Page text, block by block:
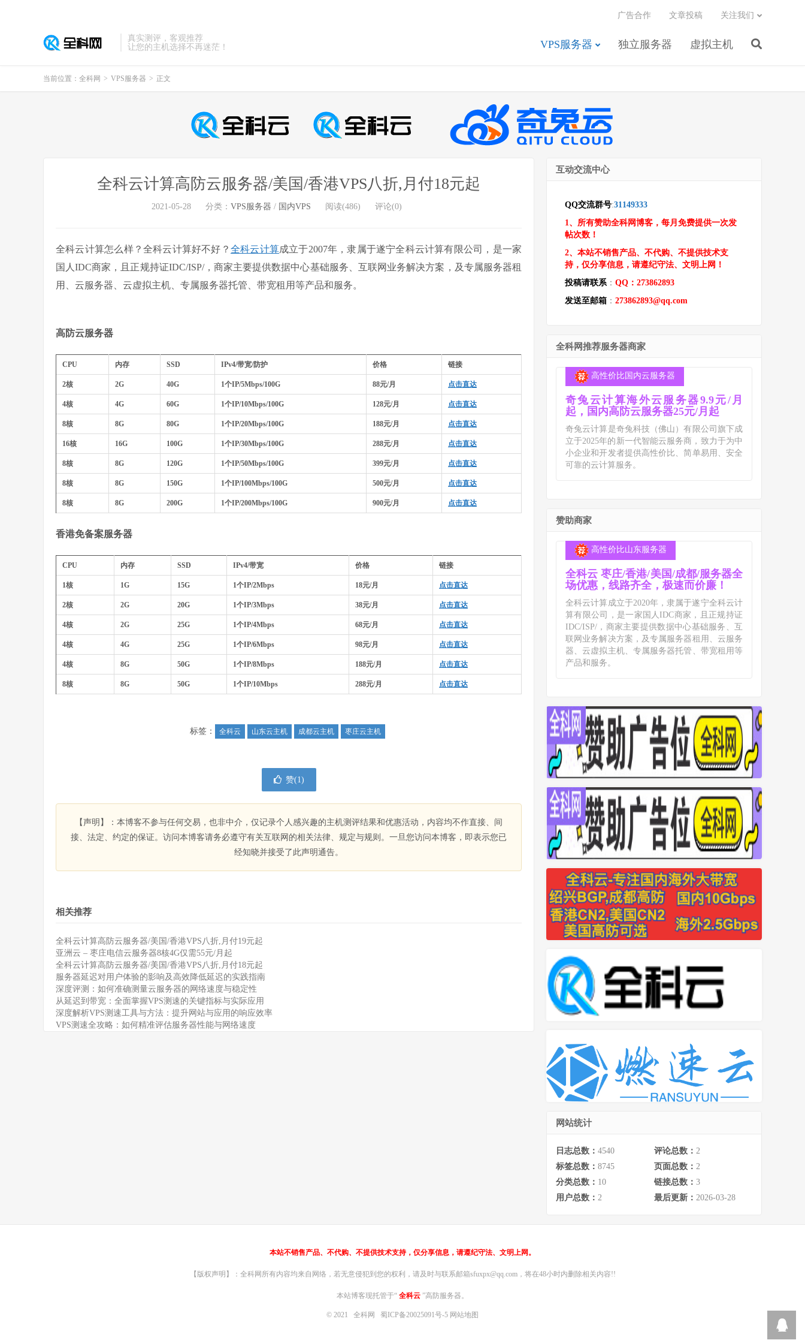
真实测评，客观推荐
让您的主机选择不再迷茫！
VPS服务器 独立服务器 虚拟主机
广告合作 文章投稿 关注我们
当前位置： 全科网 > VPS服务器 > 正文
全科云计算高防云服务器/美国/香港VPS八折,月付18元起
2021-05-28 分类： VPS服务器 / 国内VPS 阅读(486) 评论(0)
全科云计算怎么样？全科云计算好不好？ 全科云计算成立于2007年，隶属于遂宁全科云计算有限公司，是一家
国人IDC商家，且正规持证IDC/ISP/，商家主要提供数据中心基础服务、互联网业务解决方案，及专属服务器租
用、云服务器、云虚拟主机、专属服务器托管、带宽租用等产品和服务。
高防云服务器
CPU 内存 SSD IPv4/带宽/防护 价格 链接
2核 2G 40G 1个IP/5Mbps/100G 88元/月 点击直达
4核 4G 60G 1个IP/10Mbps/100G 128元/月 点击直达
8核 8G 80G 1个IP/20Mbps/100G 188元/月 点击直达
16核 16G 100G 1个IP/30Mbps/100G 288元/月 点击直达
8核 8G 120G 1个IP/50Mbps/100G 399元/月 点击直达
8核 8G 150G 1个IP/100Mbps/100G 500元/月 点击直达
8核 8G 200G 1个IP/200Mbps/100G 900元/月 点击直达
香港免备案服务器
CPU 内存 SSD IPv4/带宽 价格 链接
1核 1G 15G 1个IP/2Mbps 18元/月 点击直达
2核 2G 20G 1个IP/3Mbps 38元/月 点击直达
4核 2G 25G 1个IP/4Mbps 68元/月 点击直达
4核 4G 25G 1个IP/6Mbps 98元/月 点击直达
4核 8G 50G 1个IP/8Mbps 188元/月 点击直达
8核 8G 50G 1个IP/10Mbps 288元/月 点击直达
标签： 全科云 山东云主机 成都云主机 枣庄云主机
赞(1)
【声明】：本博客不参与任何交易，也非中介，仅记录个人感兴趣的主机测评结果和优惠活动，内容均不作直接、间
接、法定、约定的保证。访问本博客请务必遵守有关互联网的相关法律、规定与规则。一旦您访问本博客，即表示您已
经知晓并接受了此声明通告。
相关推荐
全科云计算高防云服务器/美国/香港VPS八折,月付19元起
亚洲云 – 枣庄电信云服务器8核4G仅需55元/月起
全科云计算高防云服务器/美国/香港VPS八折,月付18元起
服务器延迟对用户体验的影响及高效降低延迟的实践指南
深度评测：如何准确测量云服务器的网络速度与稳定性
从延迟到带宽：全面掌握VPS测速的关键指标与实际应用
深度解析VPS测速工具与方法：提升网站与应用的响应效率
VPS测速全攻略：如何精准评估服务器性能与网络速度
互动交流中心
QQ交流群号:31149333
1、所有赞助全科网博客，每月免费提供一次发
帖次数！
2、本站不销售产品、不代购、不提供技术支
持，仅分享信息，请遵纪守法、文明上网！
投稿请联系： QQ：273862893
发送至邮箱 ： 273862893@qq.com
全科网推荐服务器商家
高性价比国内云服务器
奇兔云计算海外云服务器9.9元/月
起，国内高防云服务器25元/月起
奇兔云计算是奇兔科技（佛山）有限公司旗下成
立于2025年的新一代智能云服务商，致力于为中
小企业和开发者提供高性价比、简单易用、安全
可靠的云计算服务。
赞助商家
高性价比山东服务器
全科云 枣庄/香港/美国/成都/服务器全
场优惠，线路齐全，极速而价廉！
全科云计算成立于2020年，隶属于遂宁全科云计
算有限公司，是一家国人IDC商家，且正规持证
IDC/ISP/，商家主要提供数据中心基础服务、互
联网业务解决方案，及专属服务器租用、云服务
器、云虚拟主机、专属服务器托管、带宽租用等
产品和服务。
网站统计
日志总数： 4540 评论总数： 2
标签总数： 8745 页面总数： 2
分类总数： 10 链接总数： 3
用户总数： 2 最后更新： 2026-03-28
本站不销售产品、不代购、不提供技术支持，仅分享信息，请遵纪守法、文明上网。
【版权声明】：全科网所有内容均来自网络，若无意侵犯到您的权利，请及时与联系邮箱sfuxpx@qq.com，将在48小时内删除相关内容!!
本站博客现托管于“ 全科云 ”高防服务器。
© 2021 全科网 蜀ICP备20025091号-5 网站地图